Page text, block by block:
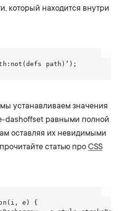
который находится внутри
path)’);
устанавливаем значения
dashoffset равными полной
оставляя их невидимыми
статью про CSS
e) {